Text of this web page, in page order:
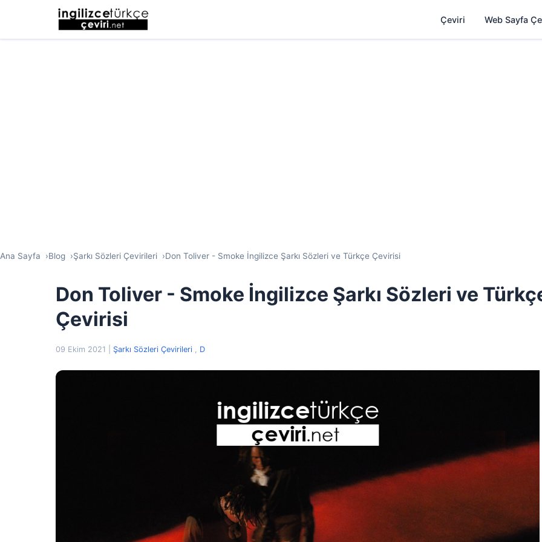
Çeviri Web Sayfa
Ana Sayfa Blog Şarkı Sözleri Çevirileri Don Toliver - Smoke İngilizce Şarkı Sözleri ve Türkçe Çevirisi
Don Toliver - Smoke İngilizce Şarkı Sözleri ve
Çevirisi
09 Ekim 2021 Şarkı Sözleri Çevirileri , D